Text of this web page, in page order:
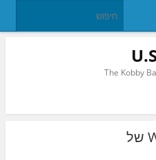
The Kobby
הקמת תחנת הרדיו WRVL של